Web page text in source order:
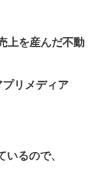
上を産んだ不動
リメディア
るので、